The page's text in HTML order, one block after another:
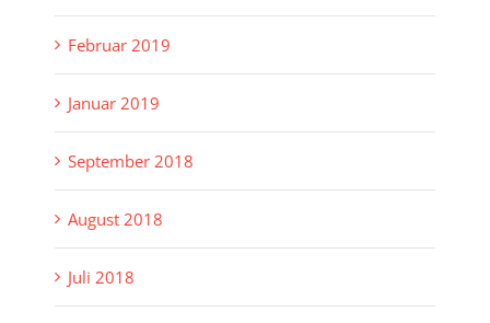
Februar 2019
Januar 2019
September 2018
August 2018
Juli 2018